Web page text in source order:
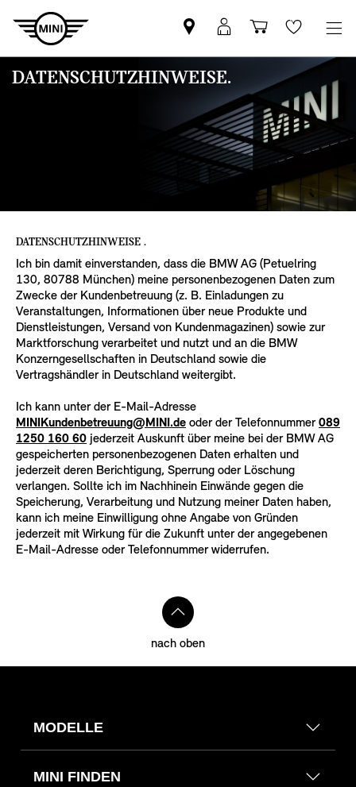
MINI
Partner
finden
MINI
Login
Wishlist
DATENSCHUTZHINWEISE.
DATENSCHUTZHINWEISE .
Ich bin damit einverstanden, dass die BMW AG (Petuelring
130, 80788 München) meine personenbezogenen Daten zum
Zwecke der Kundenbetreuung (z. B. Einladungen zu
Veranstaltungen, Informationen über neue Produkte und
Dienstleistungen, Versand von Kundenmagazinen) sowie zur
Marktforschung verarbeitet und nutzt und an die BMW
Konzerngesellschaften in Deutschland sowie die
Vertragshändler in Deutschland weitergibt.
Ich kann unter der E-Mail-Adresse
MINIKundenbetreuung@MINI.de oder der Telefonnummer089
1250 160 60 jederzeit Auskunft über meine bei der BMW AG
gespeicherten personenbezogenen Daten erhalten und
jederzeit deren Berichtigung, Sperrung oder Löschung
verlangen. Sollte ich im Nachhinein Einwände gegen die
Speicherung, Verarbeitung und Nutzung meiner Daten haben,
kann ich meine Einwilligung ohne Angabe von Gründen
jederzeit mit Wirkung für die Zukunft unter der angegebenen
E-Mail-Adresse oder Telefonnummer widerrufen.
nach oben
MODELLE
MINI FINDEN